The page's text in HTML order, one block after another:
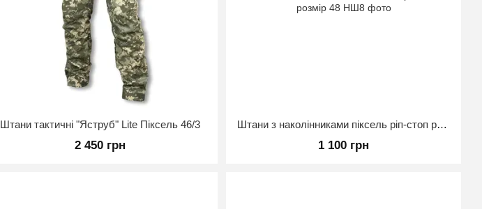
Штани тактичні "Яструб" Lite Піксель 46/3
2 450 грн
Штани з наколінниками піксель ріп-стоп розмір 48
1 100 грн